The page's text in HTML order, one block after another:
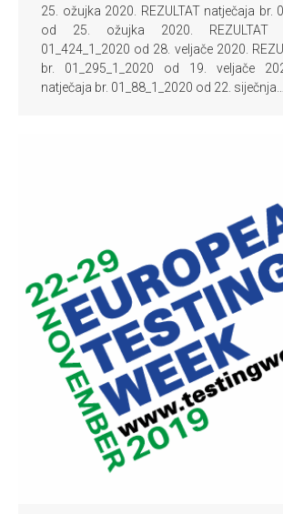
25. ožujka 2020. REZULTAT natječaja br.
od 25. ožujka 2020. REZULTAT
01_424_1_2020 od 28. veljače 2020.
br. 01_295_1_2020 od 19. veljače
natječaja br. 01_88_1_2020 od 22. siječnja…